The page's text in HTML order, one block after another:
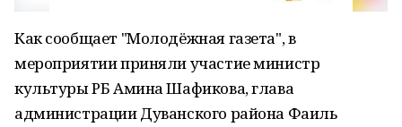
Как сообщает "Молодёжная газета", в
мероприятии приняли участие министр
культуры РБ Амина Шафикова, глава
администрации Дуванского района Фаиль